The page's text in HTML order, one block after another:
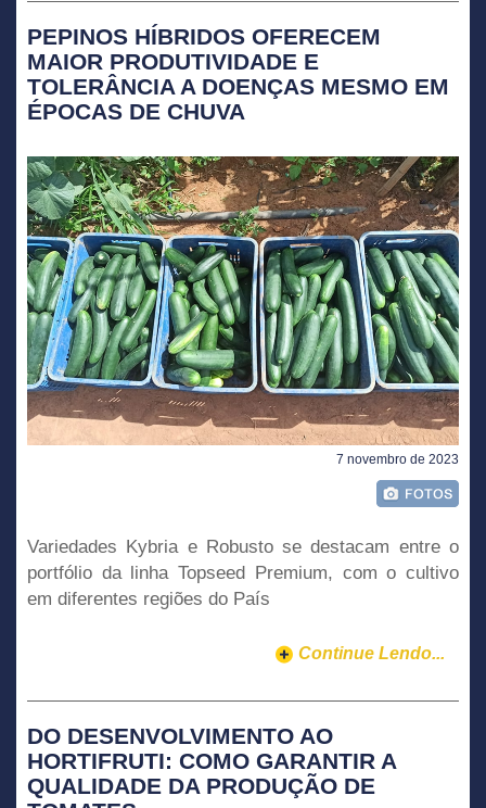
PEPINOS HÍBRIDOS OFERECEM
MAIOR PRODUTIVIDADE E
TOLERÂNCIA A DOENÇAS MESMO EM
ÉPOCAS DE CHUVA
7 novembro de 2023
Variedades Kybria e Robusto se destacam entre o
portfólio da linha Topseed Premium, com o cultivo
em diferentes regiões do País
Continue Lendo...
DO DESENVOLVIMENTO AO
HORTIFRUTI: COMO GARANTIR A
QUALIDADE DA PRODUÇÃO DE